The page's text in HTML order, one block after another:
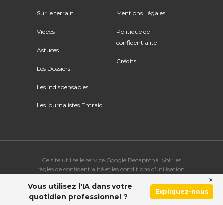
Sur le terrain
Vidéos
Astuces
Les Dossiers
Les indispensables
Les journalistes Entraid
Mentions Légales
Politique de
confidentialité
Crédits
Ce site utilise le service Google Recaptcha. Voir les
règles de confidentialitéet les conditions d'utilisation
© Copyright 2026 ENTRAID. Tous droits réservés.
Vous utilisez l'IA dans votre
quotidien professionnel ?
Expliquez-nous
×